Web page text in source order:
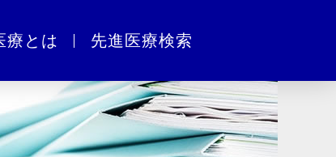
療とは 先進医療検索